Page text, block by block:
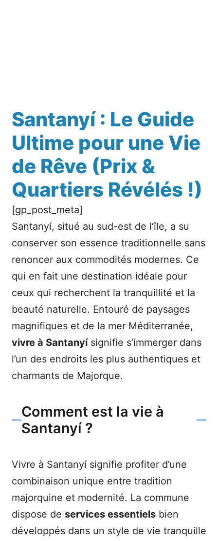
Santanyí : Le Guide
Ultime pour une Vie
de Rêve (Prix &
Quartiers Révélés !)
[gp_post_meta]
Santanyí, situé au sud-est de l’île, a su
conserver son essence traditionnelle sans
renoncer aux commodités modernes. Ce
qui en fait une destination idéale pour
ceux qui recherchent la tranquillité et la
beauté naturelle. Entouré de paysages
magnifiques et de la mer Méditerranée,
vivre à Santanyísignifie s’immerger dans
l’un des endroits les plus authentiques et
charmants de Majorque.
Comment est la vie à
Santanyí ?
Vivre à Santanyí signifie profiter d’une
combinaison unique entre tradition
majorquine et modernité. La commune
dispose de services essentiels bien
développés dans un style de vie tranquille